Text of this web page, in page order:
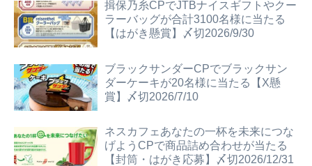
揖保乃糸CPでJTBナイスギフトやクー
ラーバッグが合計3100名様に当たる
【はがき懸賞】〆切2026/9/30
ブラックサンダーCPでブラックサン
ダーケーキが20名様に当たる【X懸
賞】〆切2026/7/10
ネスカフェあなたの一杯を未来につな
げようCPで商品詰め合わせが当たる
【封筒・はがき応募】〆切2026/12/31